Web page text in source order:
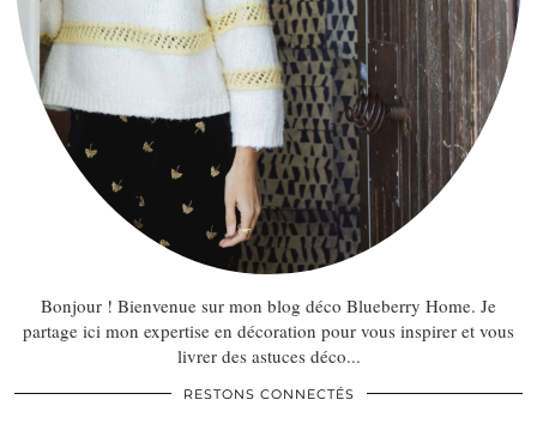
Bonjour ! Bienvenue sur mon blog déco Blueberry Home. Je
partage ici mon expertise en décoration pour vous inspirer et vous
livrer des astuces déco...
RESTONS CONNECTÉS